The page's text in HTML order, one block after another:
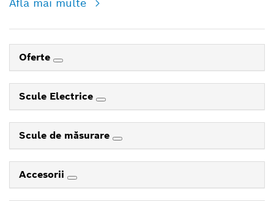
Oferte
Scule Electrice
Scule de măsurare
Accesorii